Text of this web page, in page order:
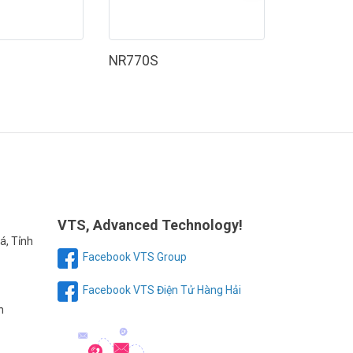
NR770S
Tỉnh
VTS, Advanced Technology!
Facebook VTS Group
Facebook VTS Điện Tử Hàng Hải